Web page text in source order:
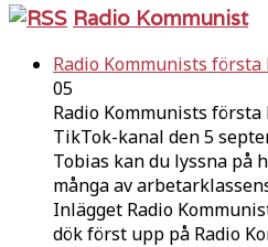
Radio Kommunist
Radio Kommunists
05
Radio Kommunists första
TikTok-kanal den 5
Tobias kan du lyssna på
många av
Inlägget Radio
dök först upp på Radio